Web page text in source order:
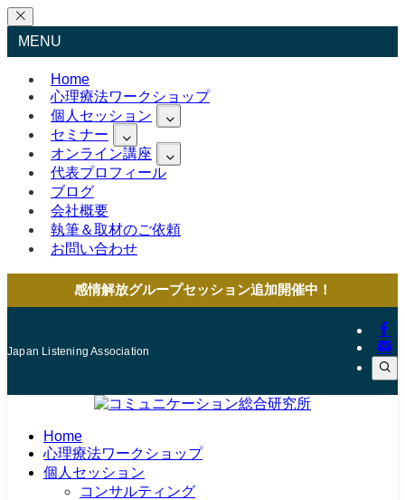
MENU
Home
心理療法ワークショップ
個人セッション
セミナー
オンライン講座
代表プロフィール
ブログ
会社概要
執筆＆取材のご依頼
お問い合わせ
感情解放グループセッション追加開催中！
Japan Listening Association
Home
心理療法ワークショップ
個人セッション
コンサルティング